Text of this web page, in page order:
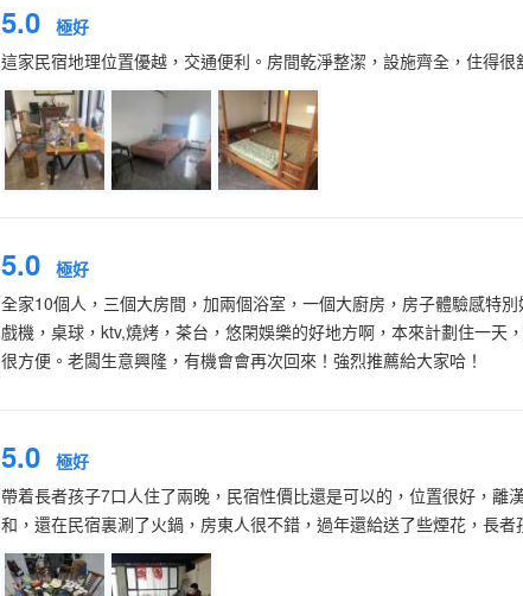
5.0 極好
這家民宿地理位置優越，交通便利。房間乾淨整潔，設施齊全，住得
5.0 極好
全家10個人，三個大房間，加兩個浴室，一個大廚房，房子體驗感特
戲機，桌球，ktv,燒烤，茶台，悠閑娛樂的好地方啊，本來計劃住一
很方便。老闆生意興隆，有機會會再次回來！強烈推薦給大家哈！
5.0 極好
帶着長者孩子7口人住了兩晚，民宿性價比還是可以的，位置很好，
和，還在民宿裏涮了火鍋，房東人很不錯，過年還給送了些煙花，長者